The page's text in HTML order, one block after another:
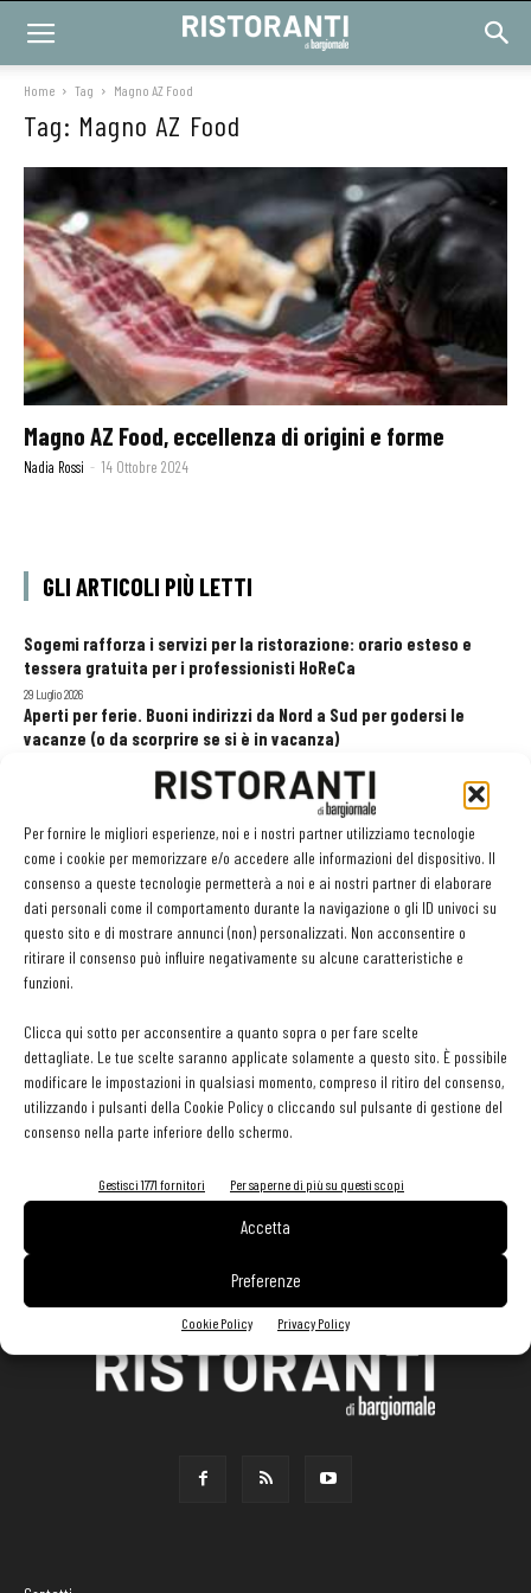
Per fornire le migliori esperienze, noi e i nostri partner utilizziamo tecnologie
come i cookie per memorizzare e/o accedere alle informazioni del dispositivo. Il
consenso a queste tecnologie permetterà a noi e ai nostri partner di elaborare
dati personali come il comportamento durante la navigazione o gli ID univoci su
questo sito e di mostrare annunci (non) personalizzati. Non acconsentire o
ritirare il consenso può influire negativamente su alcune caratteristiche e
funzioni.
Clicca qui sotto per acconsentire a quanto sopra o per fare scelte
dettagliate. Le tue scelte saranno applicate solamente a questo sito. È possibile
modificare le impostazioni in qualsiasi momento, compreso il ritiro del consenso,
utilizzando i pulsanti della Cookie Policy o cliccando sul pulsante di gestione del
consenso nella parte inferiore dello schermo.
Gestisci 1771 fornitori Per saperne di più su questi scopi
Accetta
Preferenze
Cookie Policy Privacy Policy
Home Tag Magno AZ Food
Tag: Magno AZ Food
Magno AZ Food, eccellenza di origini e forme
Nadia Rossi - 14 Ottobre 2024
GLI ARTICOLI PIÙ LETTI
Sogemi rafforza i servizi per la ristorazione: orario esteso e
tessera gratuita per i professionisti HoReCa
29 Luglio 2026
Aperti per ferie. Buoni indirizzi da Nord a Sud per godersi le
vacanze (o da scorprire se si è in vacanza)
Pos, compagni di gestione. Le ultime soluzioni delle aziende
EDICOLA WEB